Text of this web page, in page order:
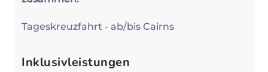
Tageskreuzfahrt - ab/bis Cairns
Inklusivleistungen